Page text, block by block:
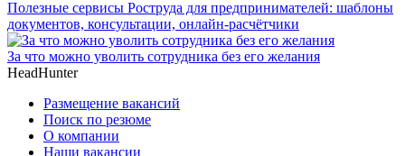
Полезные сервисы Роструда для предпринимателей: шаблоны
документов, консультации, онлайн-расчётчики
За что можно уволить сотрудника без его желания
HeadHunter
Размещение вакансий
Поиск по резюме
О компании
Наши вакансии